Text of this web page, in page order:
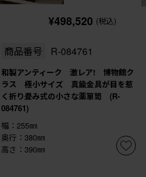
¥498,520 (税込)
商品番号 R-084761
和製アンティーク 激レア! 博物館ク
ラス 極小サイズ 真鍮金具が目を惹
く折り畳み式の小さな薬箪笥 (R-
084761)
幅：255㎜
奥行：380㎜
高さ：390㎜